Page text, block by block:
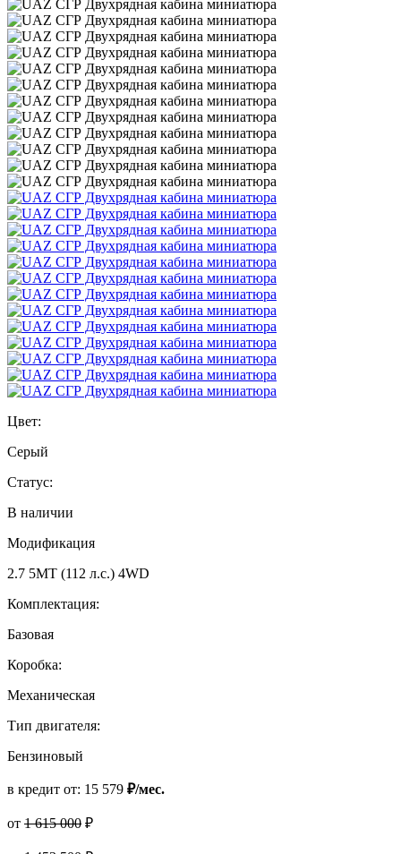
Цвет:
Серый
Статус:
В наличии
Модификация
2.7 5MT (112 л.с.) 4WD
Комплектация:
Базовая
Коробка:
Механическая
Тип двигателя:
Бензиновый
в кредит от: 15 579 ₽/мес.
от 1 615 000 ₽